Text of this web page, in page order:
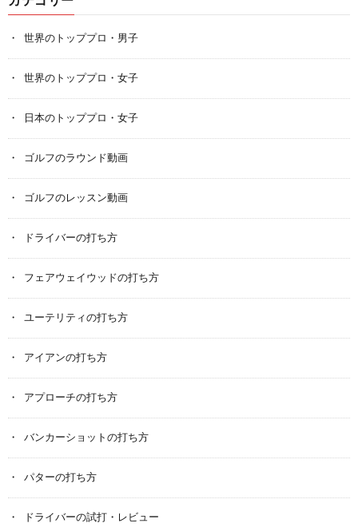
世界のトッププロ・男子
世界のトッププロ・女子
日本のトッププロ・女子
ゴルフのラウンド動画
ゴルフのレッスン動画
ドライバーの打ち方
フェアウェイウッドの打ち方
ユーテリティの打ち方
アイアンの打ち方
アプローチの打ち方
バンカーショットの打ち方
パターの打ち方
ドライバーの試打・レビュー